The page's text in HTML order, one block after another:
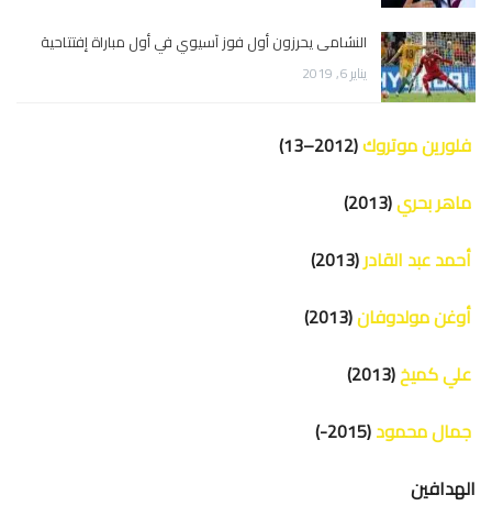
النشامى يحرزون أول فوز آسيوي في أول مباراة إفتتاحية
يناير 6, 2019
فلورين موتروك(2012–13)
ماهر بحري(2013)
أحمد عبد القادر(2013)
أوغن مولدوفان(2013)
علي كميخ(2013)
جمال محمود(2015-)
الهدافين